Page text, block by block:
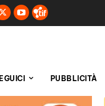
PUBBLICITÀ